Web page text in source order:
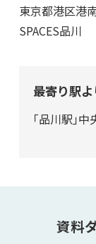
東京都港区港
SPACES品川
最寄り駅よ
｢品川駅｣中
資料